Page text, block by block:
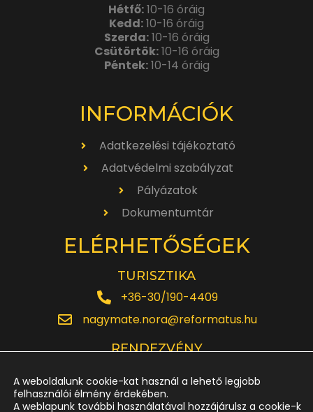
Hétfő:10-16 óráig
Kedd:10-16 óráig
Szerda:10-16 óráig
Csütörtök:10-16 óráig
Péntek:10-14 óráig
INFORMÁCIÓK
Adatkezelési tájékoztató
Adatvédelmi szabályzat
Pályázatok
Dokumentumtár
ELÉRHETŐSÉGEK
TURISZTIKA
+36-30/190-4409
nagymate.nora@reformatus.hu
RENDEZVÉNY
rendezveny.nagytemplom@reformatus.hu
A weboldalunk cookie-kat használ a lehető legjobb
felhasználói élmény érdekében.
A weblapunk további használatával hozzájárulsz a cookie-k